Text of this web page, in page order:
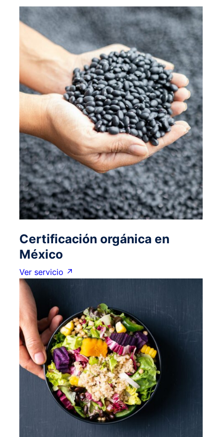
Certificación orgánica en
México
Ver servicio ↗